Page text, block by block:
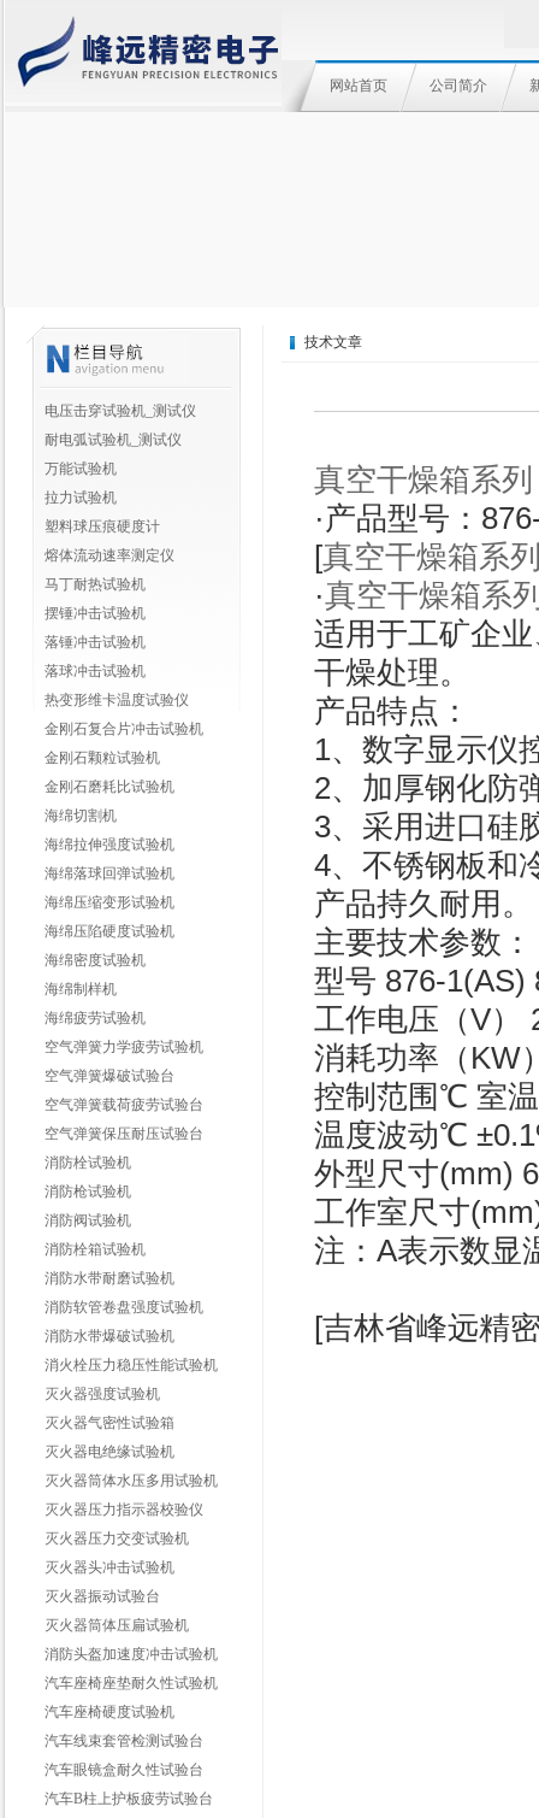
网站首页 公司简介
电压击穿试验机_测试仪
耐电弧试验机_测试仪
万能试验机
拉力试验机
塑料球压痕硬度计
熔体流动速率测定仪
马丁耐热试验机
摆锤冲击试验机
落锤冲击试验机
落球冲击试验机
热变形维卡温度试验仪
金刚石复合片冲击试验机
金刚石颗粒试验机
金刚石磨耗比试验机
海绵切割机
海绵拉伸强度试验机
海绵落球回弹试验机
海绵压缩变形试验机
海绵压陷硬度试验机
海绵密度试验机
海绵制样机
海绵疲劳试验机
空气弹簧力学疲劳试验机
空气弹簧爆破试验台
空气弹簧载荷疲劳试验台
空气弹簧保压耐压试验台
消防栓试验机
消防枪试验机
消防阀试验机
消防栓箱试验机
消防水带耐磨试验机
消防软管卷盘强度试验机
消防水带爆破试验机
消火栓压力稳压性能试验机
灭火器强度试验机
灭火器气密性试验箱
灭火器电绝缘试验机
灭火器筒体水压多用试验机
灭火器压力指示器校验仪
灭火器压力交变试验机
灭火器头冲击试验机
灭火器振动试验台
灭火器筒体压扁试验机
消防头盔加速度冲击试验机
汽车座椅座垫耐久性试验机
汽车座椅硬度试验机
汽车线束套管检测试验台
汽车眼镜盒耐久性试验台
汽车B柱上护板疲劳试验台
技术文章
真空干燥箱系列
·产品型号：
[真空干燥箱系
·真空干燥箱系
适用于工矿企
干燥处理。
产品特点：
1、数字显示仪
2、加厚钢化防
3、采用进口硅
4、不锈钢板和
产品持久耐用。
主要技术参数：
型号 876-1(AS)
工作电压（V）
消耗功率（KW
控制范围℃ 室
温度波动℃
外型尺寸(mm)
工作室尺寸
注：A表示数显
[吉林省峰远精